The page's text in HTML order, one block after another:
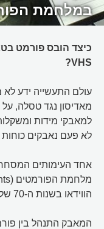
במלחמת
כיצד הובס פורמט
VHS?
עולם התעשייה ידע
מאדיסון נגד טסלה,
למאבקי מידות
לא פעם נאבקים
אחד העימותים
הווידאו בשנות ה-70 של המאה הקודמת.